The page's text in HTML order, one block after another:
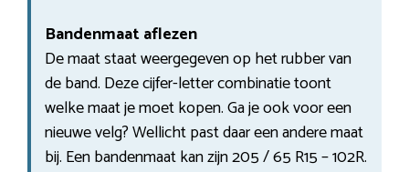
Bandenmaat aflezen
De maat staat weergegeven op het rubber van
de band. Deze cijfer-letter combinatie toont
welke maat je moet kopen. Ga je ook voor een
nieuwe velg? Wellicht past daar een andere maat
bij. Een bandenmaat kan zijn 205 / 65 R15 – 102R.